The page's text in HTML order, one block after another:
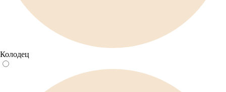
Колодец